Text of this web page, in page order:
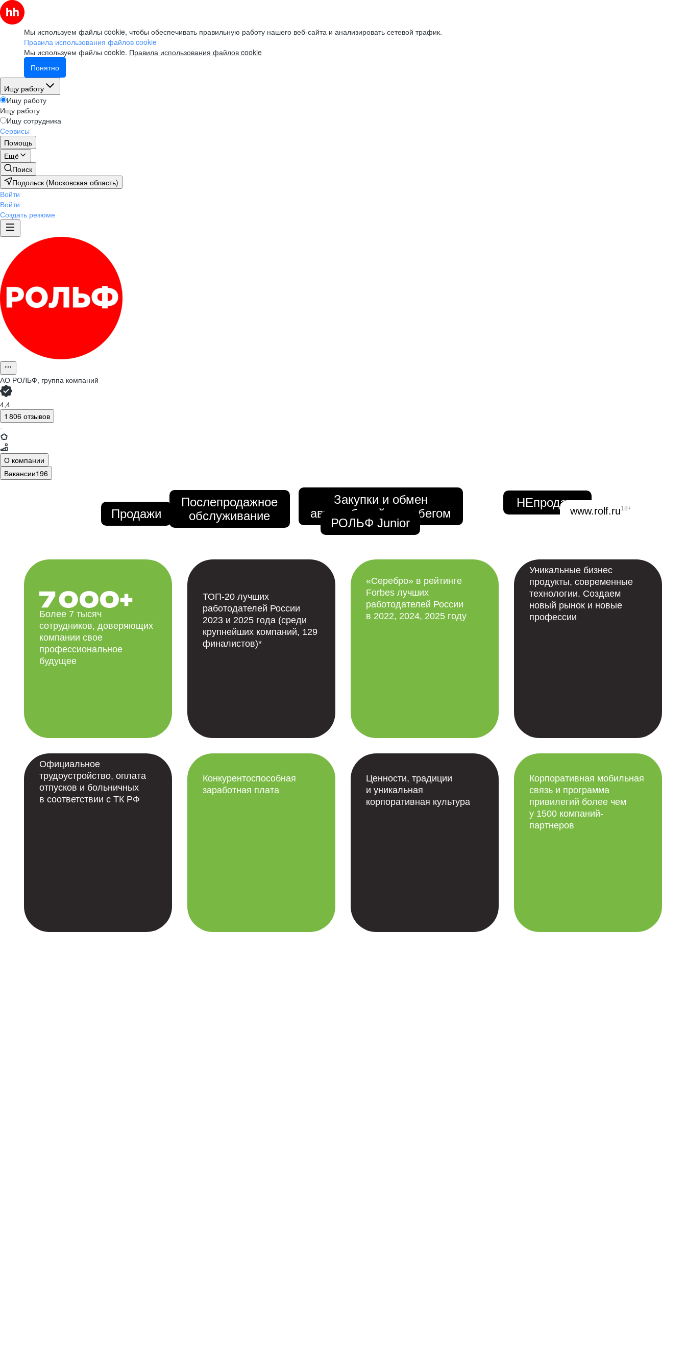
Мы используем файлы cookie, чтобы обеспечивать правильную работу нашего веб-сайта и анализировать сетевой трафик.
Правила использования файлов cookie
Мы используем файлы cookie. Правила использования файлов cookie
Понятно
Ищу работу
Ищу работу
Ищу работу
Ищу сотрудника
Сервисы
Помощь
Ещё
Поиск
Подольск (Московская область)
Войти
Войти
Создать резюме
АО РОЛЬФ, группа компаний
4,4
1 806 отзывов
·
О компании
Вакансии196
www.rolf.ru18+
Продажи
Закупки и обмен
автомобилей с пробегом
Послепродажное
обслуживание
НЕпродажи
РОЛЬФ Junior
IT
Более 7 тысяч
сотрудников, доверяющих
компании свое
профессиональное
будущее
ТОП-20 лучших
работодателей России
2023 и 2025 года (среди
крупнейших компаний, 129
финалистов)*
«Серебро» в рейтинге
Forbes лучших
работодателей России
в 2022, 2024, 2025 году
Уникальные бизнес
продукты, современные
технологии. Создаем
новый рынок и новые
профессии
Официальное
трудоустройство, оплата
отпусков и больничных
в соответствии с ТК РФ
Конкурентоспособная
заработная плата
Ценности, традиции
и уникальная
корпоративная культура
Корпоративная мобильная
связь и программа
привилегий более чем
у 1500 компаний-
партнеров